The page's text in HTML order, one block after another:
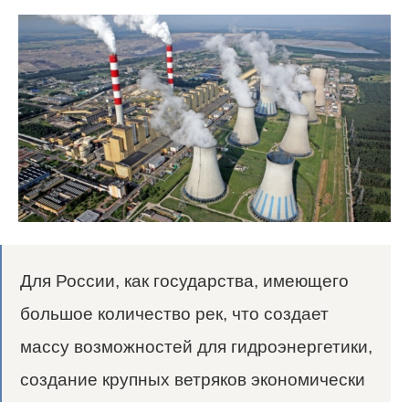
Для России, как государства, имеющего
большое количество рек, что создает
массу возможностей для гидроэнергетики,
создание крупных ветряков экономически